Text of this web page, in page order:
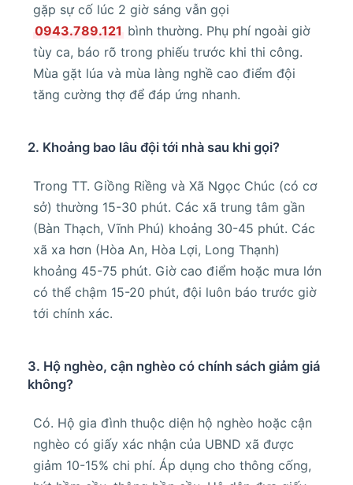
gặp sự cố lúc 2 giờ sáng vẫn gọi
0943.789.121 bình thường. Phụ phí ngoài giờ
tùy ca, báo rõ trong phiếu trước khi thi công.
Mùa gặt lúa và mùa làng nghề cao điểm đội
tăng cường thợ để đáp ứng nhanh.
2. Khoảng bao lâu đội tới nhà sau khi gọi?
Trong TT. Giồng Riềng và Xã Ngọc Chúc (có cơ
sở) thường 15-30 phút. Các xã trung tâm gần
(Bàn Thạch, Vĩnh Phú) khoảng 30-45 phút. Các
xã xa hơn (Hòa An, Hòa Lợi, Long Thạnh)
khoảng 45-75 phút. Giờ cao điểm hoặc mưa lớn
có thể chậm 15-20 phút, đội luôn báo trước giờ
tới chính xác.
3. Hộ nghèo, cận nghèo có chính sách giảm giá
không?
Có. Hộ gia đình thuộc diện hộ nghèo hoặc cận
nghèo có giấy xác nhận của UBND xã được
giảm 10-15% chi phí. Áp dụng cho thông cống,